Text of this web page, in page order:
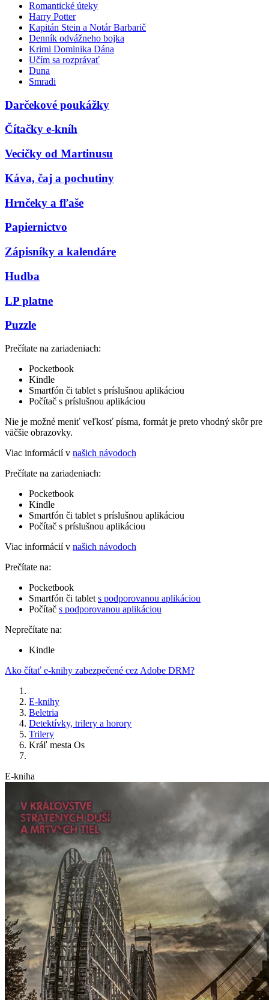
Romantické úteky
Harry Potter
Kapitán Stein a Notár Barbarič
Denník odvážneho bojka
Krimi Dominika Dána
Učím sa rozprávať
Duna
Smradi
Darčekové poukážky
Čítačky e-kníh
Vecičky od Martinusu
Káva, čaj a pochutiny
Hrnčeky a fľaše
Papiernictvo
Zápisníky a kalendáre
Hudba
LP platne
Puzzle
Prečítate na zariadeniach:
Pocketbook
Kindle
Smartfón či tablet s príslušnou aplikáciou
Počítač s príslušnou aplikáciou
Nie je možné meniť veľkosť písma, formát je preto vhodný skôr pre
väčšie obrazovky.
Viac informácií v našich návodoch
Prečítate na zariadeniach:
Pocketbook
Kindle
Smartfón či tablet s príslušnou aplikáciou
Počítač s príslušnou aplikáciou
Viac informácií v našich návodoch
Prečítate na:
Pocketbook
Smartfón či tablet s podporovanou aplikáciou
Počítač s podporovanou aplikáciou
Neprečítate na:
Kindle
Ako čítať e-knihy zabezpečené cez Adobe DRM?
E-knihy
Beletria
Detektívky, trilery a horory
Trilery
Kráľ mesta Os
E-kniha